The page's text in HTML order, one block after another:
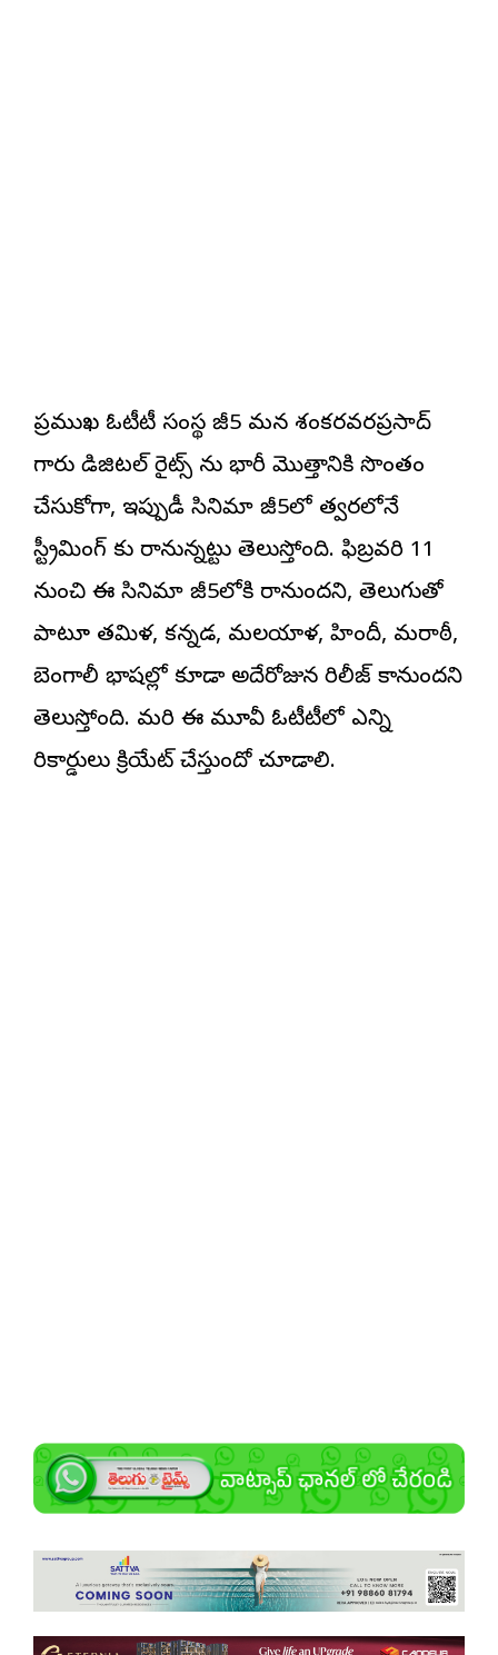
ప్ర‌ముఖ ఓటీటీ సంస్థ జీ5 మ‌న శంక‌ర‌వ‌ర‌ప్ర‌సాద్
గారు డిజిట‌ల్ రైట్స్ ను భారీ మొత్తానికి సొంతం
చేసుకోగా, ఇప్పుడీ సినిమా జీ5లో త్వ‌ర‌లోనే
స్ట్రీమింగ్ కు రానున్న‌ట్టు తెలుస్తోంది. ఫిబ్ర‌వ‌రి 11
నుంచి ఈ సినిమా జీ5లోకి రానుంద‌ని, తెలుగుతో
పాటూ త‌మిళ‌, క‌న్న‌డ‌, మ‌ల‌యాళ‌, హిందీ, మ‌రాఠీ,
బెంగాలీ భాష‌ల్లో కూడా అదేరోజున రిలీజ్ కానుంద‌ని
తెలుస్తోంది. మ‌రి ఈ మూవీ ఓటీటీలో ఎన్ని
రికార్డులు క్రియేట్ చేస్తుందో చూడాలి.